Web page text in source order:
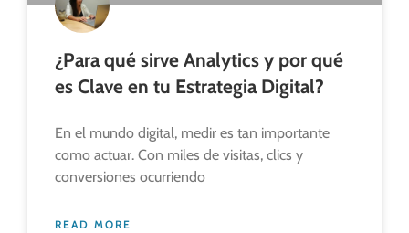
¿Para qué sirve Analytics y por qué
es Clave en tu Estrategia Digital?
En el mundo digital, medir es tan importante
como actuar. Con miles de visitas, clics y
conversiones ocurriendo
READ MORE